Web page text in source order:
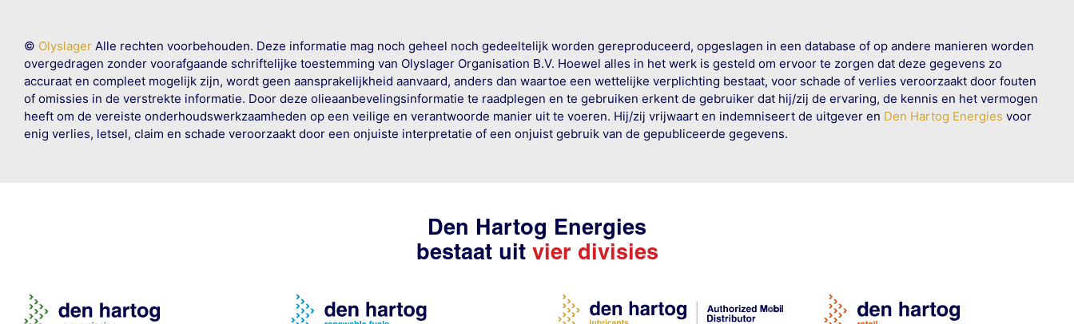
© OlyslagerAlle rechten voorbehouden. Deze informatie mag noch geheel noch gedeeltelijk worden gereproduceerd, opgeslagen in een database of op andere manieren worden
overgedragen zonder voorafgaande schriftelijke toestemming van Olyslager Organisation B.V. Hoewel alles in het werk is gesteld om ervoor te zorgen dat deze gegevens zo
accuraat en compleet mogelijk zijn, wordt geen aansprakelijkheid aanvaard, anders dan waartoe een wettelijke verplichting bestaat, voor schade of verlies veroorzaakt door fouten
of omissies in de verstrekte informatie. Door deze olieaanbevelingsinformatie te raadplegen en te gebruiken erkent de gebruiker dat hij/zij de ervaring, de kennis en het vermogen
heeft om de vereiste onderhoudswerkzaamheden op een veilige en verantwoorde manier uit te voeren. Hij/zij vrijwaart en indemniseert de uitgever en Den Hartog Energies voor
enig verlies, letsel, claim en schade veroorzaakt door een onjuiste interpretatie of een onjuist gebruik van de gepubliceerde gegevens.
Den Hartog Energies
bestaat uit vier divisies